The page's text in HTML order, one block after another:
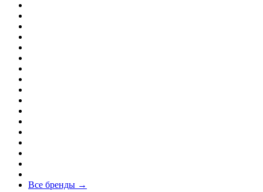
Все бренды →